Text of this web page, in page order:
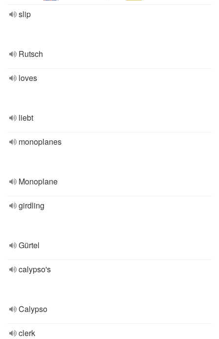
slip
Rutsch
loves
liebt
monoplanes
Monoplane
girdling
Gürtel
calypso's
Calypso
clerk